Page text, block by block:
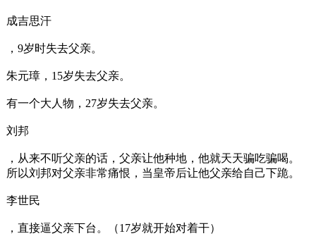
成吉思汗
，9岁时失去父亲。
朱元璋，15岁失去父亲。
有一个大人物，27岁失去父亲。
刘邦
，从来不听父亲的话，父亲让他种地，他就天天骗吃骗喝。
所以刘邦对父亲非常痛恨，当皇帝后让他父亲给自己下跪。
李世民
，直接逼父亲下台。（17岁就开始对着干）